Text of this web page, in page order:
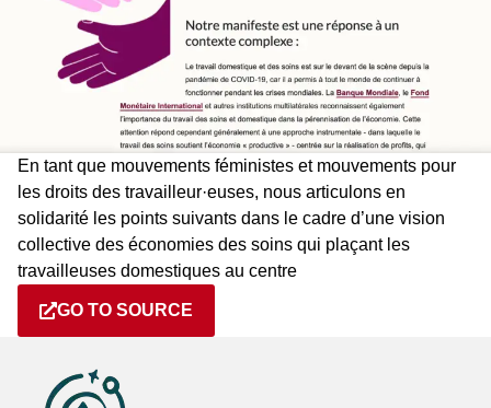
En tant que mouvements féministes et mouvements pour
les droits des travailleur·euses, nous articulons en
solidarité les points suivants dans le cadre d’une vision
collective des économies des soins qui plaçant les
travailleuses domestiques au centre
GO TO SOURCE